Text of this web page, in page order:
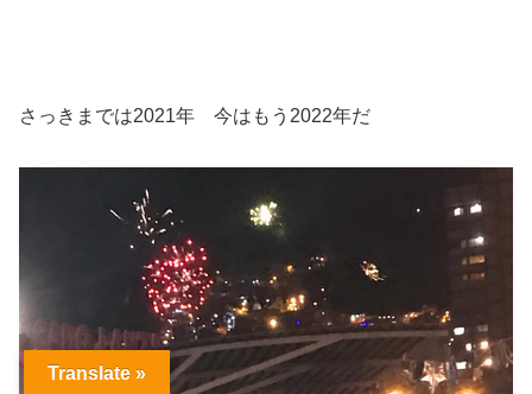
さっきまでは2021年 今はもう2022年だ
Translate »